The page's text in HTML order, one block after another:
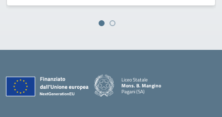
Liceo Statale
Mons. B. Mangino
Pagani (SA)
— Visita la pagina iniziale della scuola